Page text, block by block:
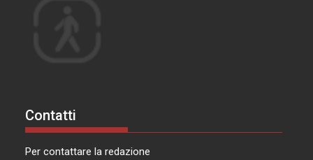
Contatti
Per contattare la redazione